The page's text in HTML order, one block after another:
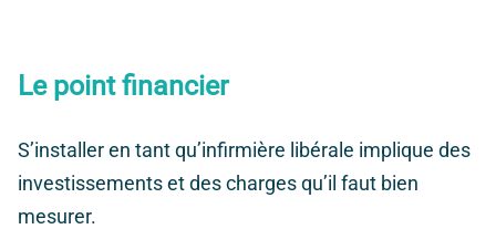
Le point financier
S’installer en tant qu’infirmière libérale implique des
investissements et des charges qu’il faut bien
mesurer.